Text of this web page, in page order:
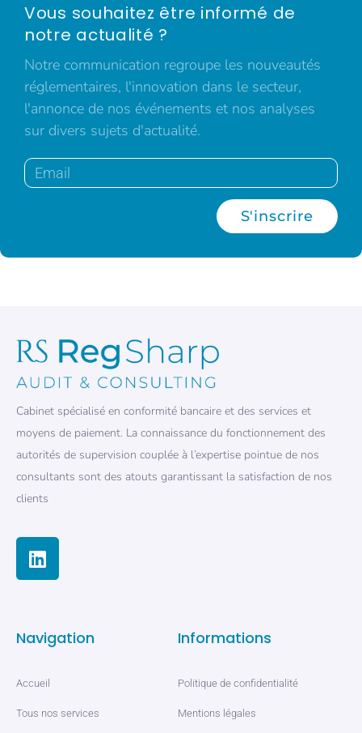
Vous souhaitez être informé de
notre actualité ?
Notre communication regroupe les nouveautés
réglementaires, l'innovation dans le secteur,
l'annonce de nos événements et nos analyses
sur divers sujets d'actualité.
S'inscrire
Cabinet spécialisé en conformité bancaire et des services et
moyens de paiement. La connaissance du fonctionnement des
autorités de supervision couplée à l’expertise pointue de nos
consultants sont des atouts garantissant la satisfaction de nos
clients
Navigation
Accueil
Tous nos services
Informations
Politique de confidentialité
Mentions légales